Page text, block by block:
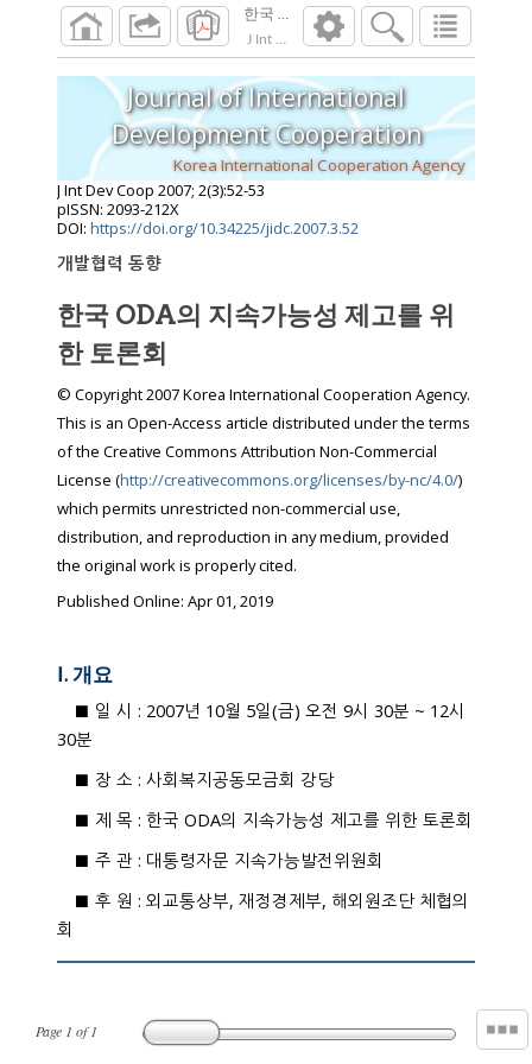
한국 ODA의 지속가능성 제고를 위한 토론
J Int Dev Coop 2007 (3): 52 53
Page 1 of1
Journal of International
Development Cooperation
Korea International Cooperation Agency
J Int Dev Coop 2007; 2(3):52-53
pISSN: 2093-212X
DOI: https://doi.org/10.34225/jidc.2007.3.52
개발협력 동향
한국 ODA의 지속가능성 제고를 위
한 토론회
© Copyright 2007 Korea International Cooperation Agency.
This is an Open-Access article distributed under the terms
of the Creative Commons Attribution Non-Commercial
License (http://creativecommons.org/licenses/by-nc/4.0/)
which permits unrestricted non-commercial use,
distribution, and reproduction in any medium, provided
the original work is properly cited.
Published Online: Apr 01, 2019
Ⅰ. 개요
■ 일 시 : 2007년 10월 5일(금) 오전 9시 30분 ~ 12시
30분
■ 장 소 : 사회복지공동모금회 강당
■ 제 목 : 한국 ODA의 지속가능성 제고를 위한 토론회
■ 주 관 : 대통령자문 지속가능발전위원회
■ 후 원 : 외교통상부, 재정경제부, 해외원조단 체협의
회